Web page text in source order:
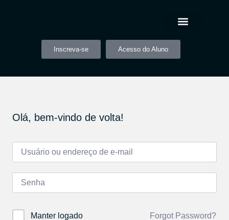
Inscreva-se Acesso do Aluno
Olá, bem-vindo de volta!
Manter logado Forgot Password?